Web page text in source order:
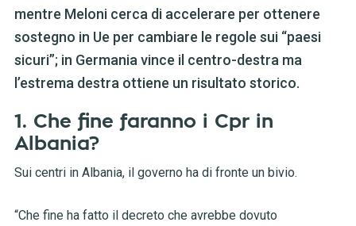
mentre Meloni cerca di accelerare per ottenere
sostegno in Ue per cambiare le regole sui “paesi
sicuri”; in Germania vince il centro-destra ma
l’estrema destra ottiene un risultato storico.
1. Che fine faranno i Cpr in
Albania?
Sui centri in Albania, il governo ha di fronte un bivio.
“Che fine ha fatto il decreto che avrebbe dovuto